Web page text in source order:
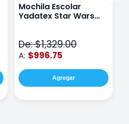
Mochila Escolar
Yadatex Star Wars
De: $1,329.00
A: $996.75
Agregar